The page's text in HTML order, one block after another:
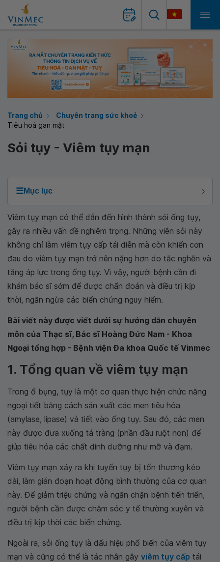
Trang chủ
Chuyên trang sức khoẻ
Tiêu hoá gan mật
Sỏi tụy - Viêm tụy mạn
☰Mục lục
Viêm tụy mạn có thể dẫn đến hình thành sỏi ống tụy,
gây ra nhiều vấn đề nghiêm trọng. Những viên sỏi này
không chỉ làm viêm tụy cấp tái diễn mà còn khiến cơn
đau do viêm tụy mạn trở nên nặng hơn do tắc nghẽn và
tăng áp lực trong ống tụy. Vì vậy, người bệnh cần đi
khám bác sĩ sớm để được chẩn đoán và điều trị kịp
thời, ngăn ngừa các biến chứng nguy hiểm.
Bài viết này được viết dưới sự hướng dẫn chuyên
môn của Thạc sĩ, Bác sĩ Hoàng Đức Nam - Khoa
Ngoại tổng hợp - Bệnh viện Đa khoa Quốc tế Vinmec
1. Tổng quan về viêm tụy mạn
Trong ổ bụng, tụy là một cơ quan thực hiện chức năng
ngoại tiết bằng cách sản xuất các men tiêu hóa
(amylase, lipase) và tiết vào ống tụy. Sau đó, các men
này được đưa xuống tá tràng (phần đầu ruột non) để
giúp tiêu hóa các chất dinh dưỡng như mỡ và đạm.
Viêm tụy mạn xảy ra khi tuyến tụy bị tổn thương kéo
dài, làm gián đoạn hoạt động bình thường của cơ quan
này. Để giảm triệu chứng và ngăn chặn bệnh tiến triển,
người bệnh cần được chăm sóc y tế thường xuyên và
điều trị kịp thời các biến chứng.
Ngoài ra, sỏi ống tụy là dấu hiệu phổ biến của viêm tụy
mạn và cũng có thể là tác nhân gây viêm tụy cấp tái